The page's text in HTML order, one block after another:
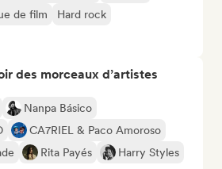
de film
Hard rock
des morceaux d’artistes
Nanpa Básico
CA7RIEL & Paco Amoroso
Rita Payés
Harry Styles